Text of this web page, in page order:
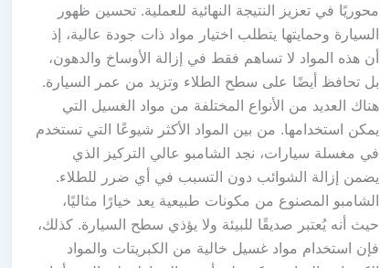
محوريًا في تعزيز النتيجة النهائية للعملية. تحسين ظهور
السيارة وحمايتها يتطلب اختيار مواد ذات جودة عالية، إذ
أن هذه المواد لا تساهم فقط في إزالة الأوساخ والدهون،
بل تحافظ أيضًا على سطح الطلاء وتزيد من عمر السيارة.
هناك العديد من الأنواع المختلفة من مواد الغسيل التي
يمكن استخدامها. من بين المواد الأكثر شيوعًا التي تستخدم
في مغسلة سيارات، نجد الشامبو عالي التركيز الذي
يضمن إزالة الشوائب دون التسبب في أي ضرر للطلاء.
الشامبو المصنوع من مكونات طبيعية يعد خيارًا مثاليًا،
حيث أنه يُعتبر صديقًا للبيئة ولا يؤذي سطح السيارة. كذلك،
فإن استخدام مواد غسيل خالية من الكبريتات والمواد